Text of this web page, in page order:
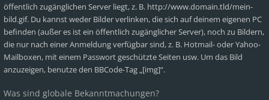
öffentlich zugänglichen Server liegt, z. B. http://www.domain.tld/mein-
bild.gif. Du kannst weder Bilder verlinken, die sich auf deinem eigenen PC
befinden (außer es ist ein öffentlich zugänglicher Server), noch zu Bildern,
die nur nach einer Anmeldung verfügbar sind, z. B. Hotmail- oder Yahoo-
Mailboxen, mit einem Passwort geschützte Seiten usw. Um das Bild
anzuzeigen, benutze den BBCode-Tag „[img]“.
Was sind globale Bekanntmachungen?